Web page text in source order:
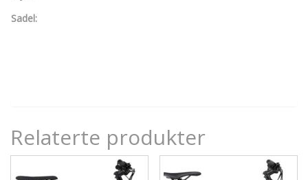
Sadel:
Relaterte produkter